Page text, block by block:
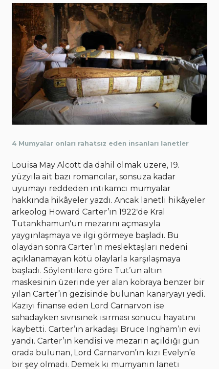
4 Mumyalar onları rahatsız eden insanları lanetler
Louisa May Alcott da dahil olmak üzere, 19.
yüzyıla ait bazı romancılar, sonsuza kadar
uyumayı reddeden intikamcı mumyalar
hakkında hikâyeler yazdı. Ancak lanetli hikâyeler
arkeolog Howard Carter’ın 1922'de Kral
Tutankhamun'un mezarını açmasıyla
yaygınlaşmaya ve ilgi görmeye başladı. Bu
olaydan sonra Carter’ın meslektaşları nedeni
açıklanamayan kötü olaylarla karşılaşmaya
başladı. Söylentilere göre Tut’un altın
maskesinin üzerinde yer alan kobraya benzer bir
yılan Carter’ın gezisinde bulunan kanaryayı yedi.
Kazıyı finanse eden Lord Carnarvon ise
sahadayken sivrisinek ısırması sonucu hayatını
kaybetti. Carter’ın arkadaşı Bruce Ingham’ın evi
yandı. Carter’ın kendisi ve mezarın açıldığı gün
orada bulunan, Lord Carnarvon’ın kızı Evelyn’e
bir şey olmadı. Demek ki mumyanın laneti